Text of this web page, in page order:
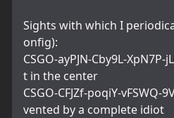
Sights with which I
onfig):
CSGO-ayPJN-Cby9L-
t in the center
CSGO-CFJZf-poqiY-vFSWQ-
vented by a complete idiot